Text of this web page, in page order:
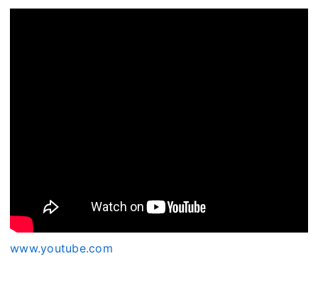
www.youtube.com